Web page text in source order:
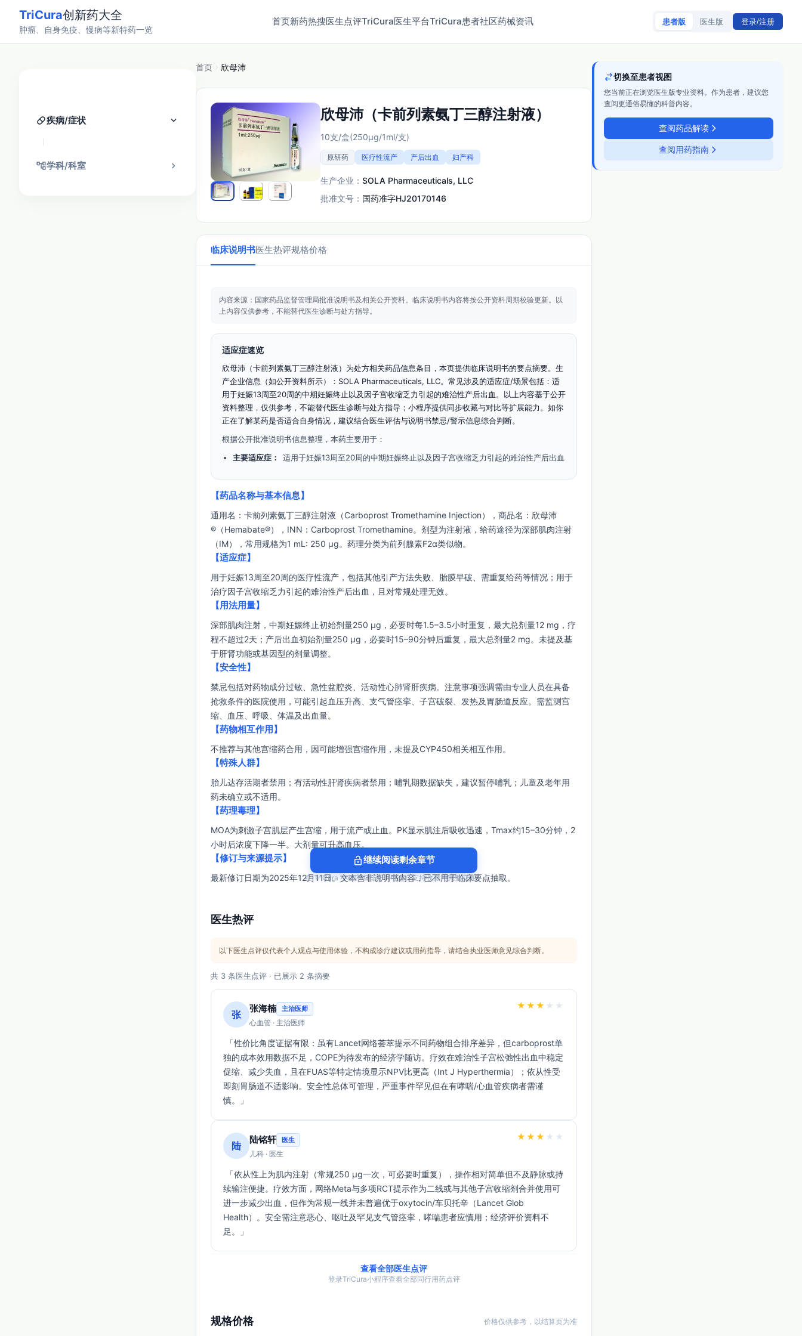
TriCura创新药大全
肿瘤、自身免疫、慢病等新特药一览
首页新药热搜医生点评TriCura医生平台TriCura患者社区药械资讯 患者版 医生版 登录/注册
pill疾病/症状 keyboard_arrow_down
account_tree学科/科室 chevron_right
首页 欣母沛
欣母沛（卡前列素氨丁三醇注射液）
10支/盒(250µg/1ml/支)
原研药 医疗性流产 产后出血 妇产科
生产企业：SOLA Pharmaceuticals, LLC
批准文号： 国药准字HJ20170146
临床说明书医生热评规格价格
内容来源：国家药品监督管理局批准说明书及相关公开资料。 临床说明书内容将按公开资料周期校验更新。 以
上内容仅供参考，不能替代医生诊断与处方指导。
适应症速览
欣母沛（卡前列素氨丁三醇注射液）为处方相关药品信息条目，本页提供临床说明书的要点摘要。生
产企业信息（如公开资料所示）：SOLA Pharmaceuticals, LLC。常见涉及的适应症/场景包括：适
用于妊娠13周至20周的中期妊娠终止以及因子宫收缩乏力引起的难治性产后出血。以上内容基于公开
资料整理，仅供参考，不能替代医生诊断与处方指导；小程序提供同步收藏与对比等扩展能力。如你
正在了解某药是否适合自身情况，建议结合医生评估与说明书禁忌/警示信息综合判断。
根据公开批准说明书信息整理，本药主要用于：
主要适应症：
适用于妊娠13周至20周的中期妊娠终止以及因子宫收缩乏力引起的难治性产后出血
【药品名称与基本信息】
通用名：卡前列素氨丁三醇注射液（Carboprost Tromethamine Injection），商品名：欣母沛
®（Hemabate®），INN：Carboprost Tromethamine。剂型为注射液，给药途径为深部肌肉注射
（IM），常用规格为1 mL: 250 μg。药理分类为前列腺素F2α类似物。
【适应症】
用于妊娠13周至20周的医疗性流产，包括其他引产方法失败、胎膜早破、需重复给药等情况；用于
治疗因子宫收缩乏力引起的难治性产后出血，且对常规处理无效。
【用法用量】
深部肌肉注射，中期妊娠终止初始剂量250 μg，必要时每1.5–3.5小时重复，最大总剂量12 mg，疗
程不超过2天；产后出血初始剂量250 μg，必要时15–90分钟后重复，最大总剂量2 mg。未提及基
于肝肾功能或基因型的剂量调整。
【安全性】
禁忌包括对药物成分过敏、急性盆腔炎、活动性心肺肾肝疾病。注意事项强调需由专业人员在具备
抢救条件的医院使用，可能引起血压升高、支气管痉挛、子宫破裂、发热及胃肠道反应。需监测宫
缩、血压、呼吸、体温及出血量。
【药物相互作用】
不推荐与其他宫缩药合用，因可能增强宫缩作用，未提及CYP450相关相互作用。
【特殊人群】
胎儿达存活期者禁用；有活动性肝肾疾病者禁用；哺乳期数据缺失，建议暂停哺乳；儿童及老年用
药未确立或不适用。
【药理毒理】
MOA为刺激子宫肌层产生宫缩，用于流产或止血。PK显示肌注后吸收迅速，Tmax约15–30分钟，2
小时后浓度下降一半。大剂量可升高血压。
【修订与来源提示】
最新修订日期为2025年12月11日。文本含非说明书内容，已不用于临床要点抽取。
lock_open继续阅读剩余章节
在 TriCura 小程序中打开（可选，支持收藏与完整交互）
医生热评
以下医生点评仅代表个人观点与使用体验，不构成诊疗建议或用药指导，请结合执业医师意见综合判断。
共 3 条医生点评 · 已展示 2 条摘要
张 张海楠 主治医师
心血管 · 主治医师
★ ★ ★ ★ ★
独的成本效用数据不足，COPE为待发布的经济学随访。疗效在难治性子宫松弛性出血中稳定
促缩、减少失血，且在FUAS等特定情境显示NPV比更高（Int J Hyperthermia）；依从性受
即刻胃肠道不适影响。安全性总体可管理，严重事件罕见但在有哮喘/心血管疾病者需谨
慎。」
陆 陆铭轩 医生
儿科 · 医生
★ ★ ★ ★ ★
续输注便捷。疗效方面，网络Meta与多项RCT提示作为二线或与其他子宫收缩剂合并使用可
进一步减少出血，但作为常规一线并未普遍优于oxytocin/车贝托辛（Lancet Glob
Health）。安全需注意恶心、呕吐及罕见支气管痉挛，哮喘患者应慎用；经济评价资料不
足。」
查看全部医生点评
登录TriCura小程序查看全部同行用药点评
规格价格 价格仅供参考，以结算页为准
切换至患者视图
您当前正在浏览医生版专业资料。作为患者，建议您
查阅更通俗易懂的科普内容。
查阅药品解读
查阅用药指南